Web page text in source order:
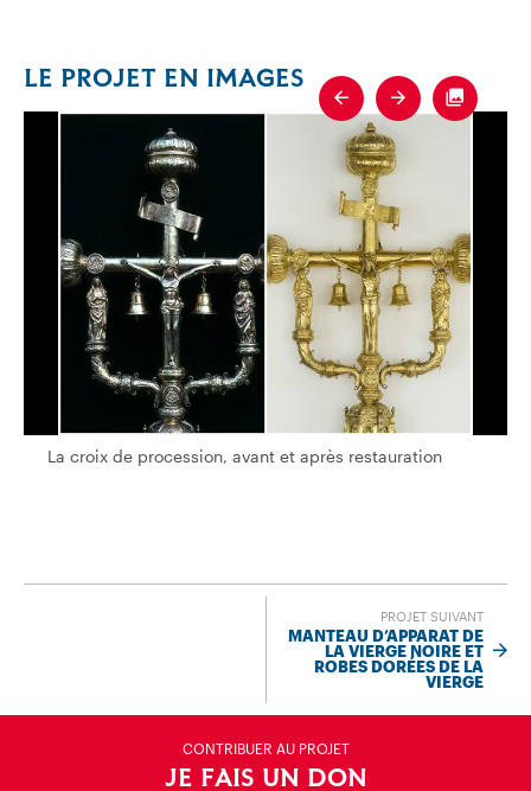
LE PROJET EN IMAGES
La croix de procession, avant et après restauration
Previous
Next
La croix de procession, avant et après restauration
PROJET SUIVANT
MANTEAU D’APPARAT DE
LA VIERGE NOIRE ET
ROBES DORÉES DE LA
VIERGE
CONTRIBUER AU PROJET
JE FAIS UN DON